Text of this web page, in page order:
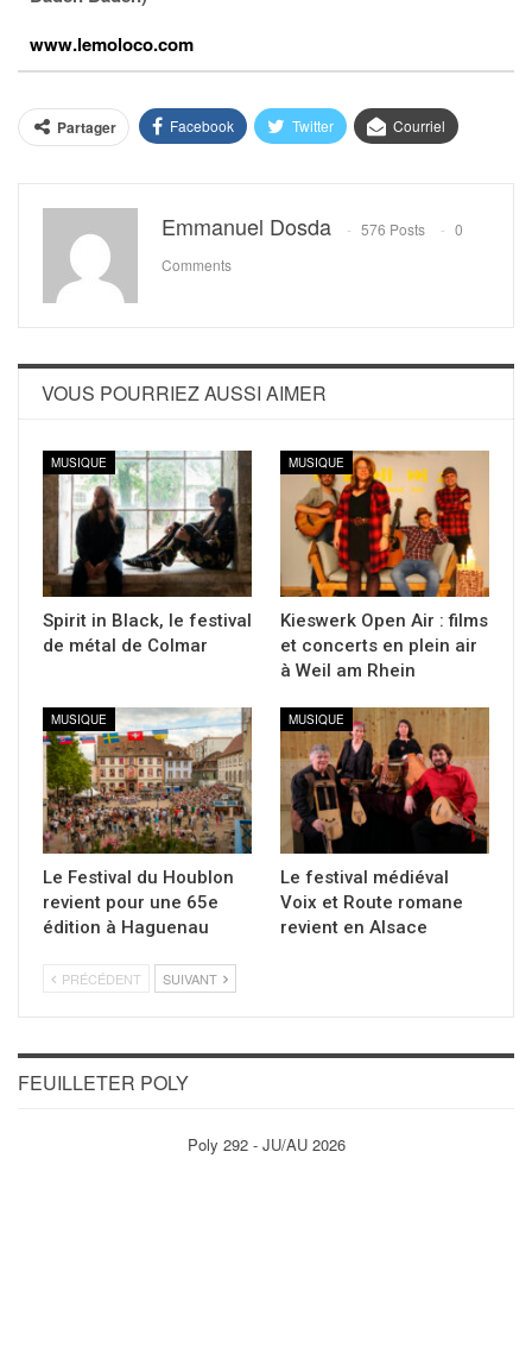
www.lemoloco.com
Partager Facebook Twitter Courriel
Emmanuel Dosda 576 Posts
0
Comments
VOUS POURRIEZ AUSSI AIMER
MUSIQUE
Spirit in Black, le festival
de métal de Colmar
MUSIQUE
Kieswerk Open Air : films
et concerts en plein air
à Weil am Rhein
MUSIQUE
Le Festival du Houblon
revient pour une 65e
édition à Haguenau
MUSIQUE
Le festival médiéval
Voix et Route romane
revient en Alsace
PRÉCÉDENT SUIVANT
FEUILLETER POLY
Poly 292 - JU/AU 2026